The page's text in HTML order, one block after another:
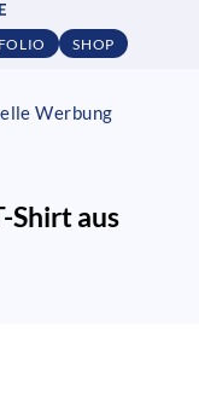
SHOP
Werbung
Shirt aus